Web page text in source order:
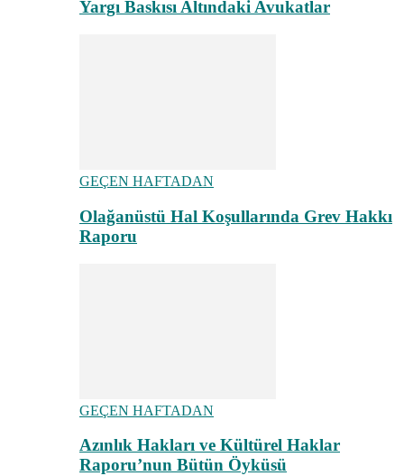
Yargı Baskısı Altındaki Avukatlar
GEÇEN HAFTADAN
Olağanüstü Hal Koşullarında Grev Hakkı
Raporu
GEÇEN HAFTADAN
Azınlık Hakları ve Kültürel Haklar
Raporu’nun Bütün Öyküsü